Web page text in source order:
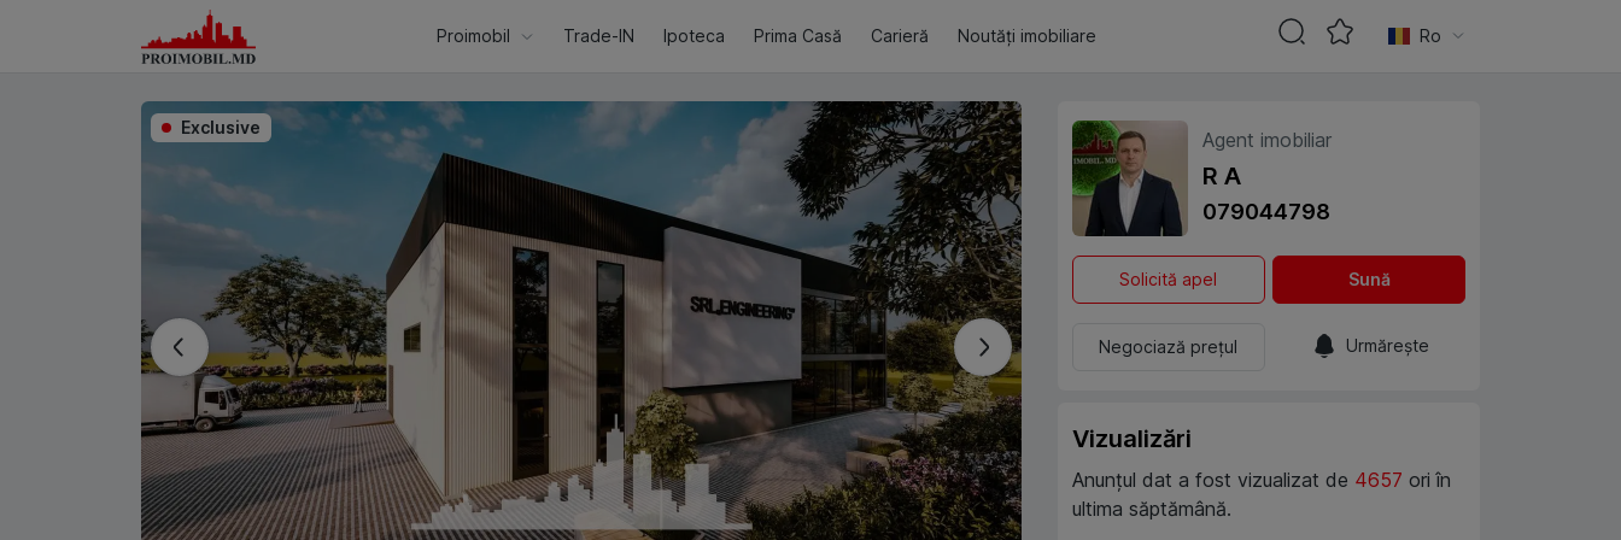
Exclusive
Agent imobiliar
R A
079044798
Solicită apel Sună
Negociază prețul Urmărește
Vizualizări
Anunțul dat a fost vizualizat de 4657 ori în
ultima săptămână.
Proimobil Trade-IN Ipoteca Prima Casă Carieră Noutăți imobiliare Ro